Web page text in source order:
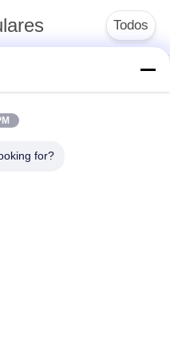
Todos
lixamento do
woodworking
for?